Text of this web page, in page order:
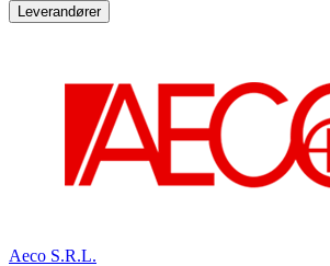
Leverandører
Aeco S.R.L.